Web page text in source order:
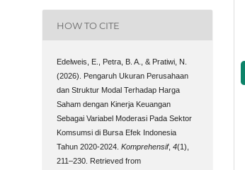
HOW TO CITE
Edelweis, E., Petra, B. A., & Pratiwi, N.
(2026). Pengaruh Ukuran Perusahaan
dan Struktur Modal Terhadap Harga
Saham dengan Kinerja Keuangan
Sebagai Variabel Moderasi Pada Sektor
Komsumsi di Bursa Efek Indonesia
Tahun 2020-2024.Komprehensif,4(1),
211–230. Retrieved from